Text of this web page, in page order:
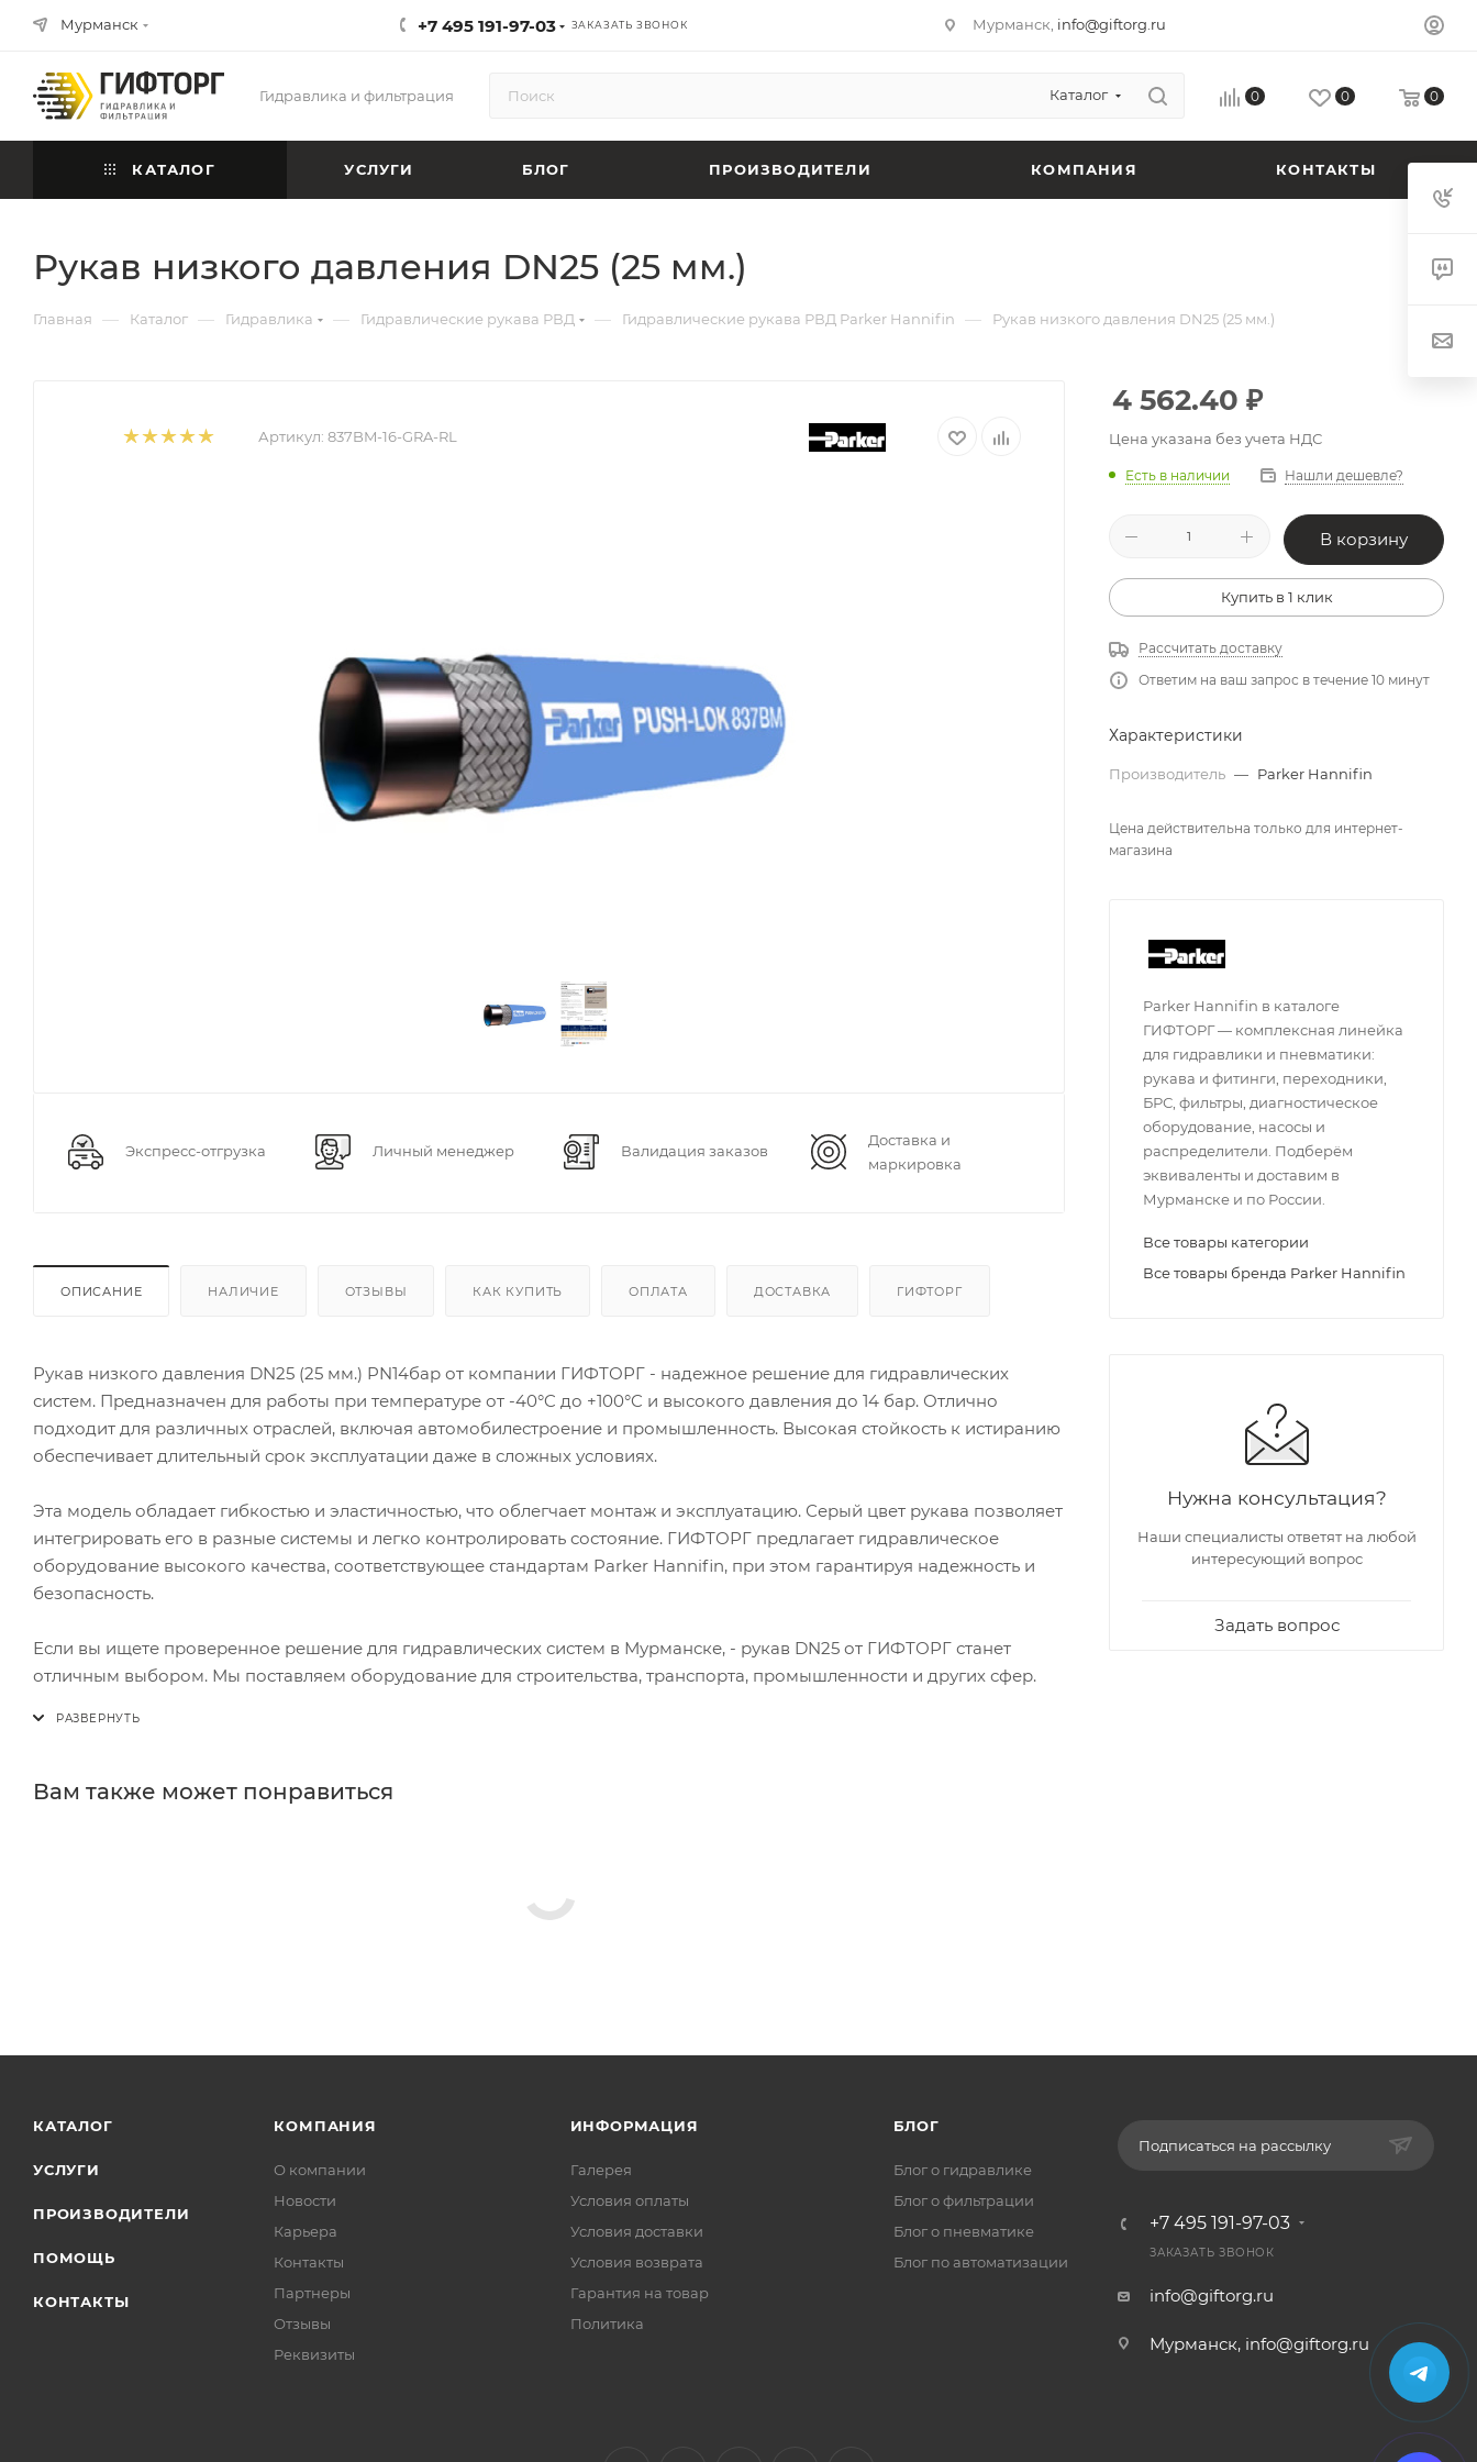
Мурманск +7 495 191-97-03 ЗАКАЗАТЬ ЗВОНОК Мурманск, info@giftorg.ru
Гидравлика и фильтрация Каталог 0 0 0
КАТАЛОГ УСЛУГИ БЛОГ ПРОИЗВОДИТЕЛИ КОМПАНИЯ КОНТАКТЫ
Рукав низкого давления DN25 (25 мм.)
Главная — Каталог — Гидравлика — Гидравлические рукава РВД — Гидравлические рукава РВД Parker Hannifin — Рукав низкого давления DN25 (25 мм.)
Артикул: 837BM-16-GRA-RL
Экспресс-отгрузка Личный менеджер Валидация заказов
Доставка и
маркировка
ОПИСАНИЕ НАЛИЧИЕ ОТЗЫВЫ КАК КУПИТЬ ОПЛАТА ДОСТАВКА ГИФТОРГ
Рукав низкого давления DN25 (25 мм.) PN14бар от компании ГИФТОРГ - надежное решение для гидравлических
систем. Предназначен для работы при температуре от -40°C до +100°C и высокого давления до 14 бар. Отлично
подходит для различных отраслей, включая автомобилестроение и промышленность. Высокая стойкость к истиранию
обеспечивает длительный срок эксплуатации даже в сложных условиях.
Эта модель обладает гибкостью и эластичностью, что облегчает монтаж и эксплуатацию. Серый цвет рукава позволяет
интегрировать его в разные системы и легко контролировать состояние. ГИФТОРГ предлагает гидравлическое
оборудование высокого качества, соответствующее стандартам Parker Hannifin, при этом гарантируя надежность и
безопасность.
Если вы ищете проверенное решение для гидравлических систем в Мурманске, - рукав DN25 от ГИФТОРГ станет
отличным выбором. Мы поставляем оборудование для строительства, транспорта, промышленности и других сфер.
Вам также может понравиться
4 562.40 ₽
Цена указана без учета НДС
Есть в наличии Нашли дешевле?
В корзину
Купить в 1 клик
Рассчитать доставку
Ответим на ваш запрос в течение 10 минут
Характеристики
Производитель — Parker Hannifin
Цена действительна только для интернет-
магазина
Parker Hannifin в каталоге
ГИФТОРГ — комплексная линейка
для гидравлики и пневматики:
рукава и фитинги, переходники,
БРС, фильтры, диагностическое
оборудование, насосы и
распределители. Подберём
эквиваленты и доставим в
Мурманске и по России.
Все товары категории
Все товары бренда Parker Hannifin
Нужна консультация?
Наши специалисты ответят на любой
интересующий вопрос
Задать вопрос
КАТАЛОГ
УСЛУГИ
ПРОИЗВОДИТЕЛИ
ПОМОЩЬ
КОНТАКТЫ
КОМПАНИЯ
О компании
Новости
Карьера
Контакты
Партнеры
Отзывы
Реквизиты
ИНФОРМАЦИЯ
Галерея
Условия оплаты
Условия доставки
Условия возврата
Гарантия на товар
Политика
БЛОГ
Блог о гидравлике
Блог о фильтрации
Блог о пневматике
Блог по автоматизации
Подписаться на рассылку
+7 495 191-97-03
ЗАКАЗАТЬ ЗВОНОК
info@giftorg.ru
Мурманск, info@giftorg.ru